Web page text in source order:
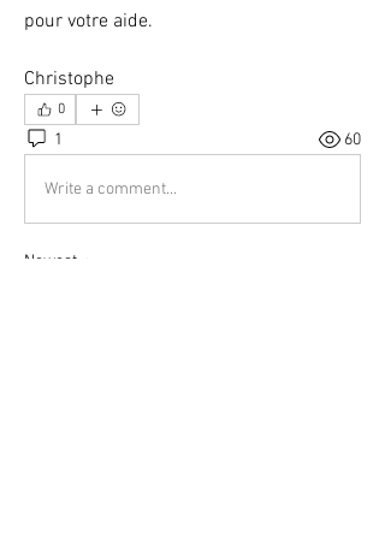
pour votre aide.
Christophe
0
1 60
Write a comment...
Newest